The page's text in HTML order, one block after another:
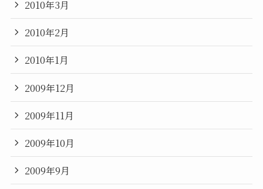
2010年3月
2010年2月
2010年1月
2009年12月
2009年11月
2009年10月
2009年9月